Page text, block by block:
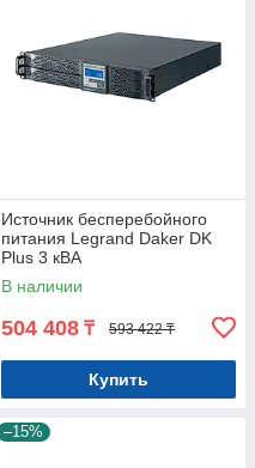
Источник бесперебойного
питания Legrand Daker DK
Plus 3 кВА
В наличии
504 408 ₸ 593 422 ₸
Купить
–15%